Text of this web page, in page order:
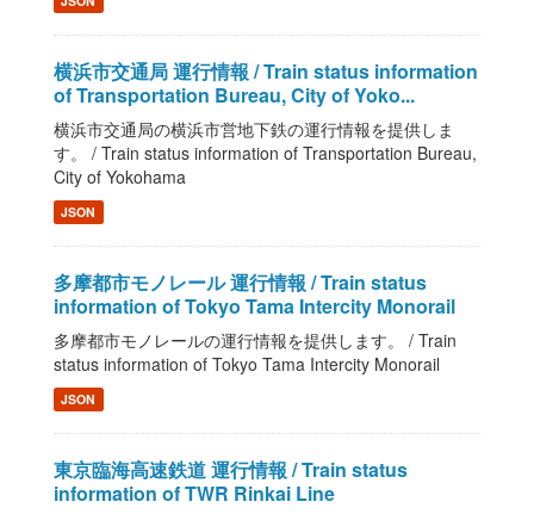
横浜市交通局 運行情報 / Train status information
of Transportation Bureau, City of Yoko...
横浜市交通局の横浜市営地下鉄の運行情報を提供しま
す。 / Train status information of Transportation Bureau,
City of Yokohama
JSON
多摩都市モノレール 運行情報 / Train status
information of Tokyo Tama Intercity Monorail
多摩都市モノレールの運行情報を提供します。 / Train
status information of Tokyo Tama Intercity Monorail
JSON
東京臨海高速鉄道 運行情報 / Train status
information of TWR Rinkai Line